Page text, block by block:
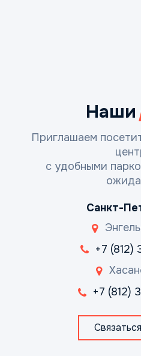
Наши
Приглашаем
с удобными
Санкт-
+7 (812)
+7 (812)